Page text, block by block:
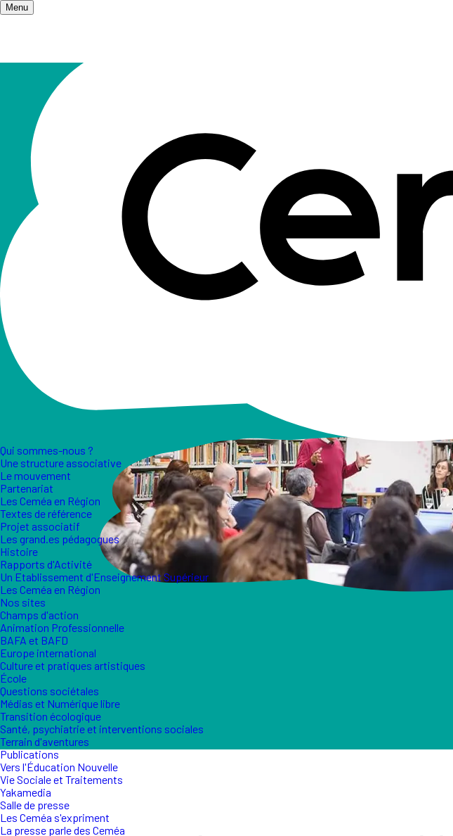
Menu
Qui sommes-nous ?
Une structure associative
Le mouvement
Partenariat
Les Ceméa en Région
Textes de référence
Projet associatif
Les grand.es pédagogues
Histoire
Rapports d'Activité
Un Etablissement d'Enseignement Supérieur
Les Ceméa en Région
Nos sites
Champs d'action
Animation Professionnelle
BAFA et BAFD
Europe international
Culture et pratiques artistiques
École
Questions sociétales
Médias et Numérique libre
Transition écologique
Santé, psychiatrie et interventions sociales
Terrain d'aventures
Publications
Vers l'Éducation Nouvelle
Vie Sociale et Traitements
Yakamedia
Salle de presse
Les Ceméa s'expriment
La presse parle des Ceméa
Salle de presse/ Les Ceméa s'expriment
Les Ceméa
positionnements
Il paraît nécessaire et salutaire aux Ceméa de pouvoir s'exprimer à
liberté des personnes sont menacées ou risquent d’être bafouées.